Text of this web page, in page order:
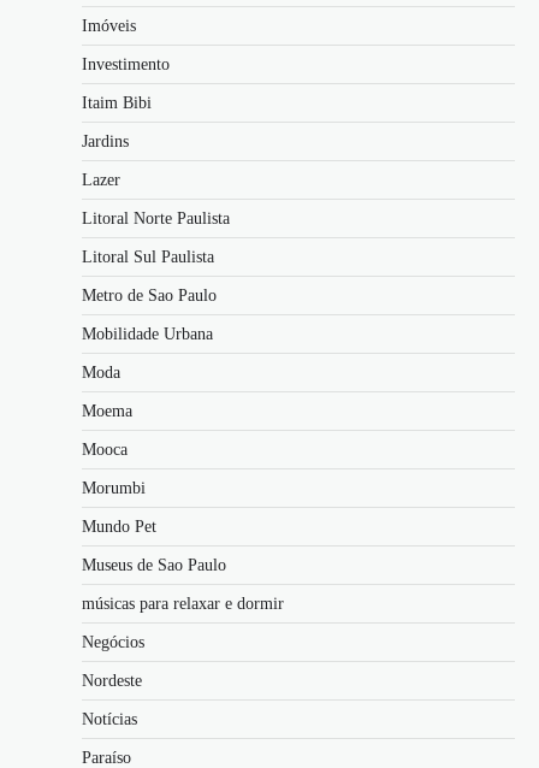
Imóveis
Investimento
Itaim Bibi
Jardins
Lazer
Litoral Norte Paulista
Litoral Sul Paulista
Metro de Sao Paulo
Mobilidade Urbana
Moda
Moema
Mooca
Morumbi
Mundo Pet
Museus de Sao Paulo
músicas para relaxar e dormir
Negócios
Nordeste
Notícias
Paraíso